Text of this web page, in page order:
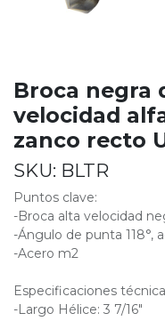
Broca negra
velocidad
zanco recto
SKU: BLTR
Puntos clave:
-Broca alta velocidad
-Ángulo de punta 118°,
-Acero m2
Especificaciones
-Largo Hélice: 3 7/16"